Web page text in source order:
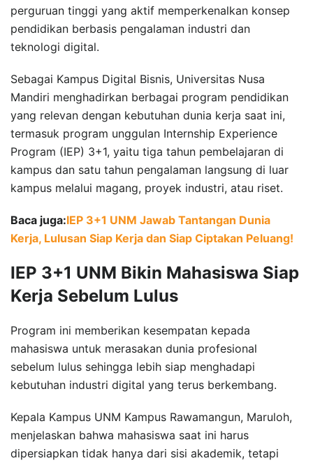
perguruan tinggi yang aktif memperkenalkan konsep
pendidikan berbasis pengalaman industri dan
teknologi digital.
Sebagai Kampus Digital Bisnis, Universitas Nusa
Mandiri menghadirkan berbagai program pendidikan
yang relevan dengan kebutuhan dunia kerja saat ini,
termasuk program unggulan Internship Experience
Program (IEP) 3+1, yaitu tiga tahun pembelajaran di
kampus dan satu tahun pengalaman langsung di luar
kampus melalui magang, proyek industri, atau riset.
Baca juga:IEP 3+1 UNM Jawab Tantangan Dunia
Kerja, Lulusan Siap Kerja dan Siap Ciptakan Peluang!
IEP 3+1 UNM Bikin Mahasiswa Siap
Kerja Sebelum Lulus
Program ini memberikan kesempatan kepada
mahasiswa untuk merasakan dunia profesional
sebelum lulus sehingga lebih siap menghadapi
kebutuhan industri digital yang terus berkembang.
Kepala Kampus UNM Kampus Rawamangun, Maruloh,
menjelaskan bahwa mahasiswa saat ini harus
dipersiapkan tidak hanya dari sisi akademik, tetapi